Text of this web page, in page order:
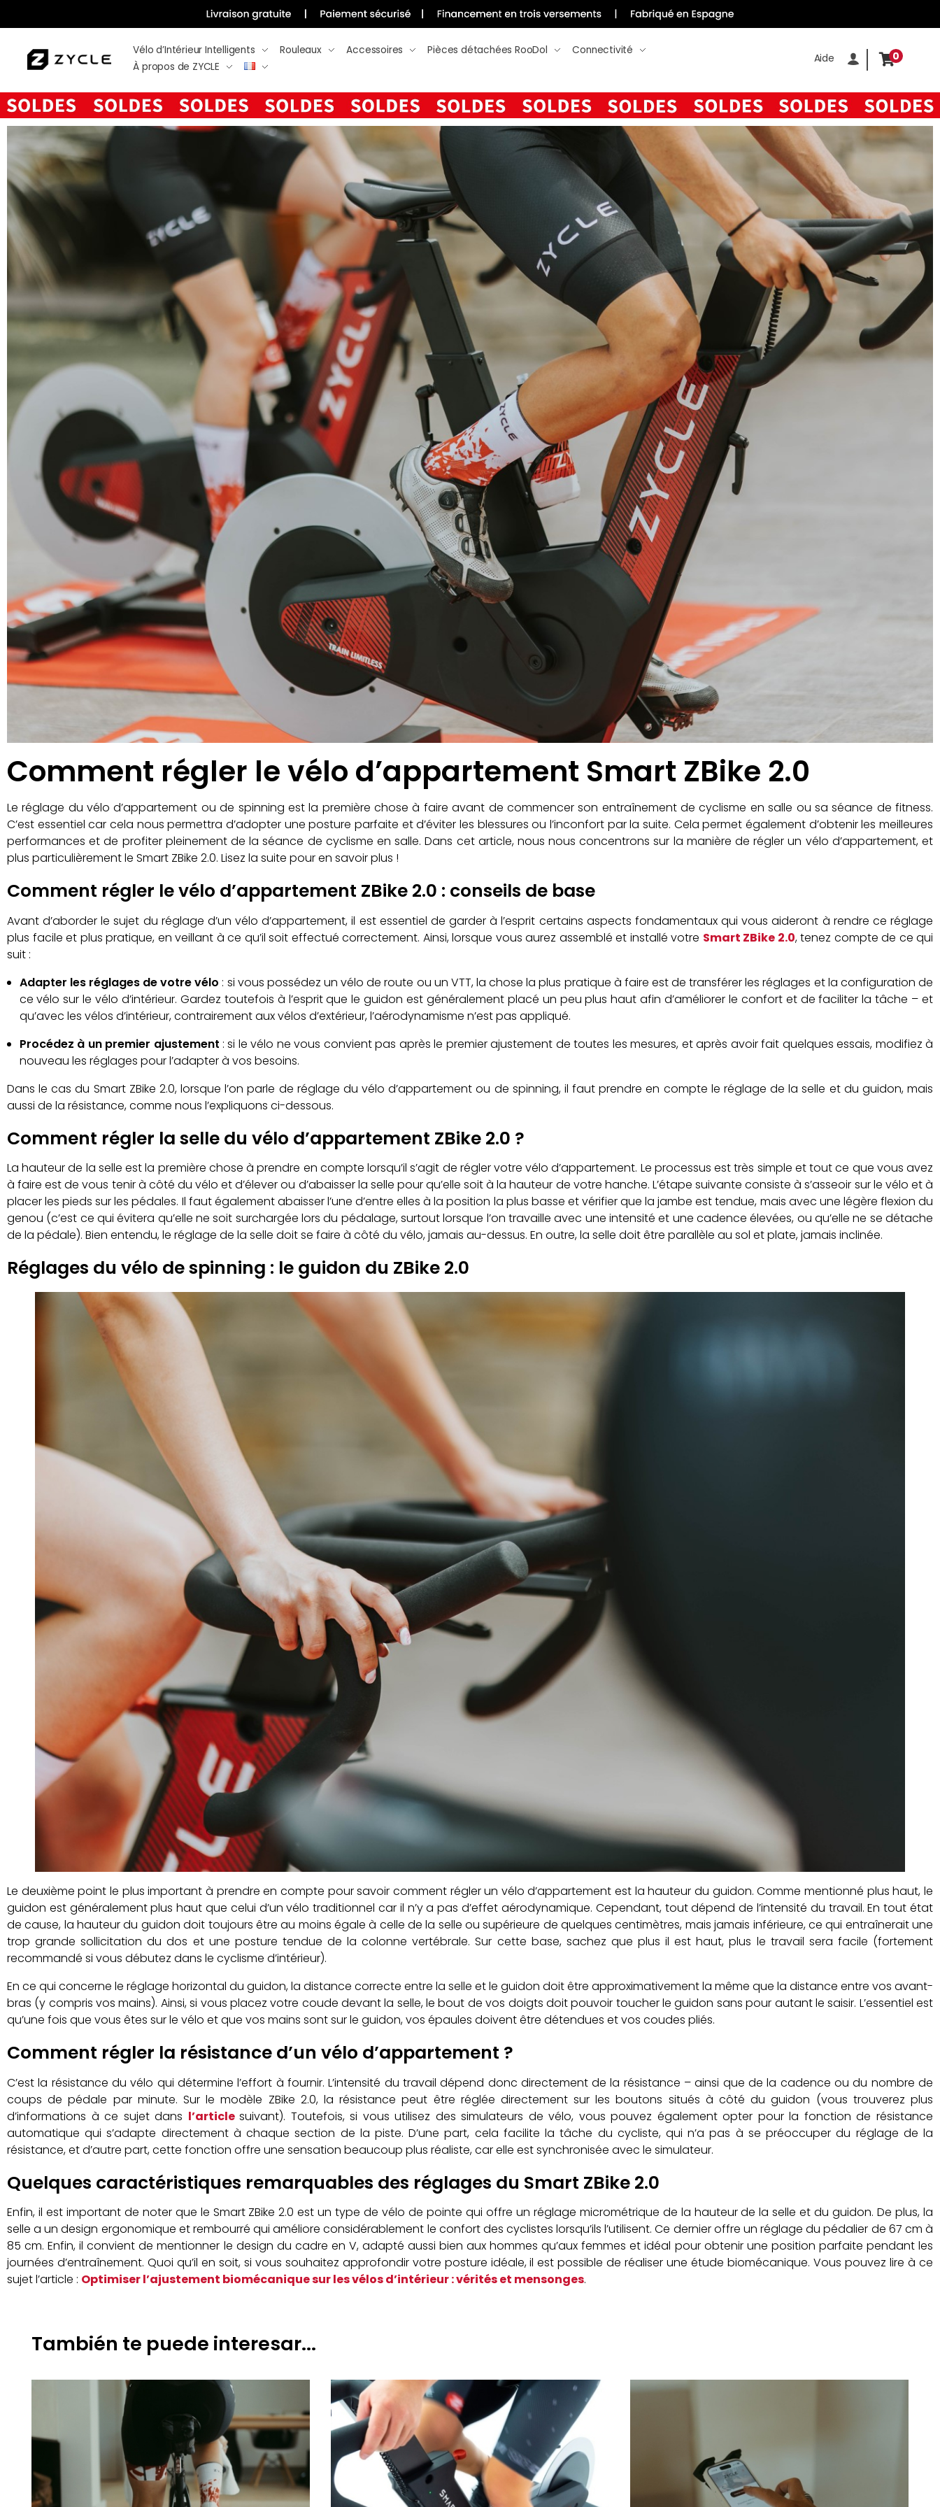
Vélo d’Intérieur Intelligents Rouleaux Accessoires Pièces détachées RooDol
Connectivité
À propos de ZYCLE
Aide 0
Comment régler le vélo d’appartement Smart ZBike 2.0
Le réglage du vélo d’appartement ou de spinning est la première chose à faire avant de commencer son entraînement de cyclisme en salle ou sa séance de fitness.
C’est essentiel car cela nous permettra d’adopter une posture parfaite et d’éviter les blessures ou l’inconfort par la suite. Cela permet également d’obtenir les meilleures
performances et de profiter pleinement de la séance de cyclisme en salle. Dans cet article, nous nous concentrons sur la manière de régler un vélo d’appartement, et
plus particulièrement le Smart ZBike 2.0. Lisez la suite pour en savoir plus !
Comment régler le vélo d’appartement ZBike 2.0 : conseils de base
Avant d’aborder le sujet du réglage d’un vélo d’appartement, il est essentiel de garder à l’esprit certains aspects fondamentaux qui vous aideront à rendre ce réglage
plus facile et plus pratique, en veillant à ce qu’il soit effectué correctement. Ainsi, lorsque vous aurez assemblé et installé votre Smart ZBike 2.0, tenez compte de ce qui
suit :
Adapter les réglages de votre vélo : si vous possédez un vélo de route ou un VTT, la chose la plus pratique à faire est de transférer les réglages et la configuration de
ce vélo sur le vélo d’intérieur. Gardez toutefois à l’esprit que le guidon est généralement placé un peu plus haut afin d’améliorer le confort et de faciliter la tâche – et
qu’avec les vélos d’intérieur, contrairement aux vélos d’extérieur, l’aérodynamisme n’est pas appliqué.
Procédez à un premier ajustement : si le vélo ne vous convient pas après le premier ajustement de toutes les mesures, et après avoir fait quelques essais, modifiez à
nouveau les réglages pour l’adapter à vos besoins.
Dans le cas du Smart ZBike 2.0, lorsque l’on parle de réglage du vélo d’appartement ou de spinning, il faut prendre en compte le réglage de la selle et du guidon, mais
aussi de la résistance, comme nous l’expliquons ci-dessous.
Comment régler la selle du vélo d’appartement ZBike 2.0 ?
La hauteur de la selle est la première chose à prendre en compte lorsqu’il s’agit de régler votre vélo d’appartement. Le processus est très simple et tout ce que vous avez
à faire est de vous tenir à côté du vélo et d’élever ou d’abaisser la selle pour qu’elle soit à la hauteur de votre hanche. L’étape suivante consiste à s’asseoir sur le vélo et à
placer les pieds sur les pédales. Il faut également abaisser l’une d’entre elles à la position la plus basse et vérifier que la jambe est tendue, mais avec une légère flexion du
genou (c’est ce qui évitera qu’elle ne soit surchargée lors du pédalage, surtout lorsque l’on travaille avec une intensité et une cadence élevées, ou qu’elle ne se détache
de la pédale). Bien entendu, le réglage de la selle doit se faire à côté du vélo, jamais au-dessus. En outre, la selle doit être parallèle au sol et plate, jamais inclinée.
Réglages du vélo de spinning : le guidon du ZBike 2.0
Le deuxième point le plus important à prendre en compte pour savoir comment régler un vélo d’appartement est la hauteur du guidon. Comme mentionné plus haut, le
guidon est généralement plus haut que celui d’un vélo traditionnel car il n’y a pas d’effet aérodynamique. Cependant, tout dépend de l’intensité du travail. En tout état
de cause, la hauteur du guidon doit toujours être au moins égale à celle de la selle ou supérieure de quelques centimètres, mais jamais inférieure, ce qui entraînerait une
trop grande sollicitation du dos et une posture tendue de la colonne vertébrale. Sur cette base, sachez que plus il est haut, plus le travail sera facile (fortement
recommandé si vous débutez dans le cyclisme d’intérieur).
En ce qui concerne le réglage horizontal du guidon, la distance correcte entre la selle et le guidon doit être approximativement la même que la distance entre vos avant-
bras (y compris vos mains). Ainsi, si vous placez votre coude devant la selle, le bout de vos doigts doit pouvoir toucher le guidon sans pour autant le saisir. L’essentiel est
qu’une fois que vous êtes sur le vélo et que vos mains sont sur le guidon, vos épaules doivent être détendues et vos coudes pliés.
Comment régler la résistance d’un vélo d’appartement ?
C’est la résistance du vélo qui détermine l’effort à fournir. L’intensité du travail dépend donc directement de la résistance – ainsi que de la cadence ou du nombre de
coups de pédale par minute. Sur le modèle ZBike 2.0, la résistance peut être réglée directement sur les boutons situés à côté du guidon (vous trouverez plus
d’informations à ce sujet dans l’articlesuivant). Toutefois, si vous utilisez des simulateurs de vélo, vous pouvez également opter pour la fonction de résistance
automatique qui s’adapte directement à chaque section de la piste. D’une part, cela facilite la tâche du cycliste, qui n’a pas à se préoccuper du réglage de la
résistance, et d’autre part, cette fonction offre une sensation beaucoup plus réaliste, car elle est synchronisée avec le simulateur.
Quelques caractéristiques remarquables des réglages du Smart ZBike 2.0
Enfin, il est important de noter que le Smart ZBike 2.0 est un type de vélo de pointe qui offre un réglage micrométrique de la hauteur de la selle et du guidon. De plus, la
selle a un design ergonomique et rembourré qui améliore considérablement le confort des cyclistes lorsqu’ils l’utilisent. Ce dernier offre un réglage du pédalier de 67 cm à
85 cm. Enfin, il convient de mentionner le design du cadre en V, adapté aussi bien aux hommes qu’aux femmes et idéal pour obtenir une position parfaite pendant les
journées d’entraînement. Quoi qu’il en soit, si vous souhaitez approfondir votre posture idéale, il est possible de réaliser une étude biomécanique. Vous pouvez lire à ce
sujet l’article : Optimiser l’ajustement biomécanique sur les vélos d’intérieur : vérités et mensonges.
También te puede interesar...